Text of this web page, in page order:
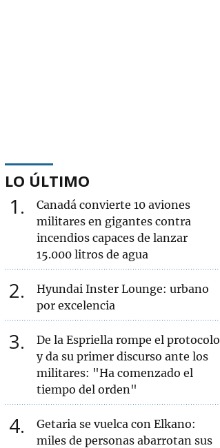
LO ÚLTIMO
1
Canadá convierte 10 aviones
militares en gigantes contra
incendios capaces de lanzar
15.000 litros de agua
2
Hyundai Inster Lounge: urbano
por excelencia
3
De la Espriella rompe el protocolo
y da su primer discurso ante los
militares: "Ha comenzado el
tiempo del orden"
4
Getaria se vuelca con Elkano:
miles de personas abarrotan sus